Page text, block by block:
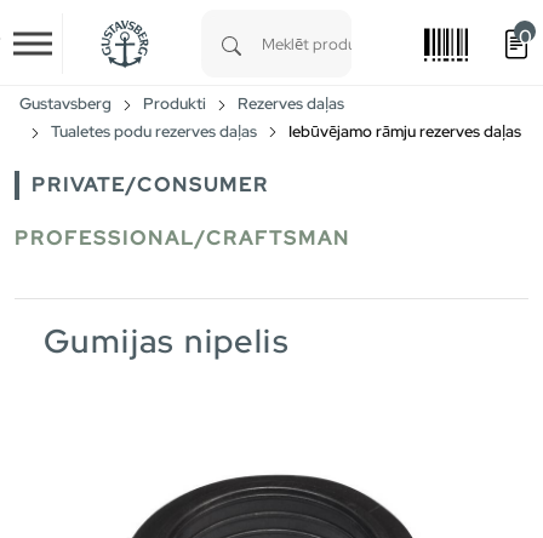
Skip to main content
0
Gustavsberg Produkti
Rezerves daļas
Tualetes podu rezerves daļas
Iebūvējamo rāmju rezerves daļas
PRIVATE/CONSUMER
PROFESSIONAL/CRAFTSMAN
Gumijas nipelis